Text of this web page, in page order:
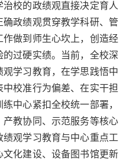
校的政绩观直接决定育人
政绩观贯穿教学科研、管
做到师生心坎上，创造经
过硬实绩。当前，全校深
学习教育，在学思践悟中
校准行为偏差、在实干担
中心紧扣全校统一部署，
教协同、示范服务等核心
观学习教育与中心重点工
化建设、设备图书馆更新